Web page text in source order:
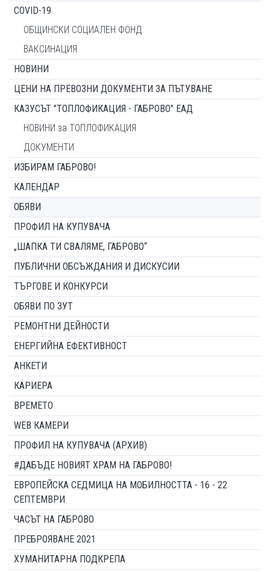
COVID-19
ОБЩИНСКИ СОЦИАЛЕН ФОНД
ВАКСИНАЦИЯ
НОВИНИ
ЦЕНИ НА ПРЕВОЗНИ ДОКУМЕНТИ ЗА ПЪТУВАНЕ
КАЗУСЪТ "ТОПЛОФИКАЦИЯ - ГАБРОВО" ЕАД
НОВИНИ за ТОПЛОФИКАЦИЯ
ДОКУМЕНТИ
ИЗБИРАМ ГАБРОВО!
КАЛЕНДАР
ОБЯВИ
ПРОФИЛ НА КУПУВАЧА
„ШАПКА ТИ СВАЛЯМЕ, ГАБРОВО“
ПУБЛИЧНИ ОБСЪЖДАНИЯ И ДИСКУСИИ
ТЪРГОВЕ И КОНКУРСИ
ОБЯВИ ПО ЗУТ
РЕМОНТНИ ДЕЙНОСТИ
ЕНЕРГИЙНА ЕФЕКТИВНОСТ
АНКЕТИ
КАРИЕРА
ВРЕМЕТО
WEB КАМЕРИ
ПРОФИЛ НА КУПУВАЧА (АРХИВ)
#ДАБЪДЕ НОВИЯТ ХРАМ НА ГАБРОВО!
ЕВРОПЕЙСКА СЕДМИЦА НА МОБИЛНОСТТА - 16 - 22
СЕПТЕМВРИ
ЧАСЪТ НА ГАБРОВО
ПРЕБРОЯВАНЕ 2021
ХУМАНИТАРНА ПОДКРЕПА